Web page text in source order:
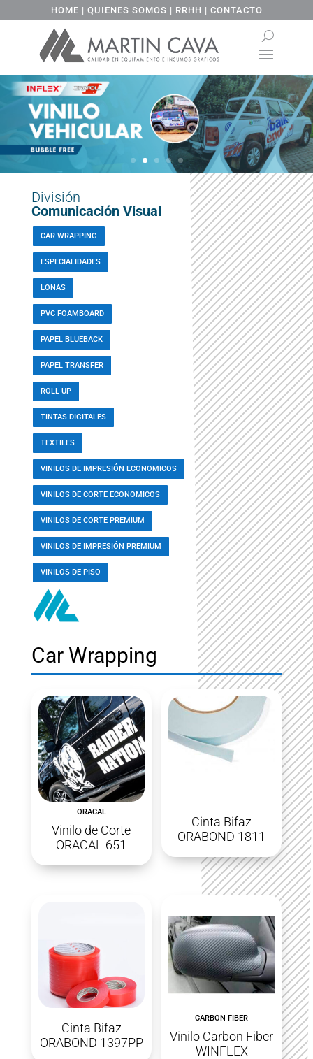
HOME | QUIENES SOMOS | RRHH | CONTACTO
División
Comunicación Visual
CAR WRAPPING
ESPECIALIDADES
LONAS
PVC FOAMBOARD
PAPEL BLUEBACK
PAPEL TRANSFER
ROLL UP
TINTAS DIGITALES
TEXTILES
VINILOS DE IMPRESIÓN ECONOMICOS
VINILOS DE CORTE ECONOMICOS
VINILOS DE CORTE PREMIUM
VINILOS DE IMPRESIÓN PREMIUM
VINILOS DE PISO
Car Wrapping
ORACAL
Vinilo de Corte
ORACAL 651
Cinta Bifaz
ORABOND 1811
Cinta Bifaz
ORABOND 1397PP
CARBON FIBER
Vinilo Carbon Fiber
WINFLEX